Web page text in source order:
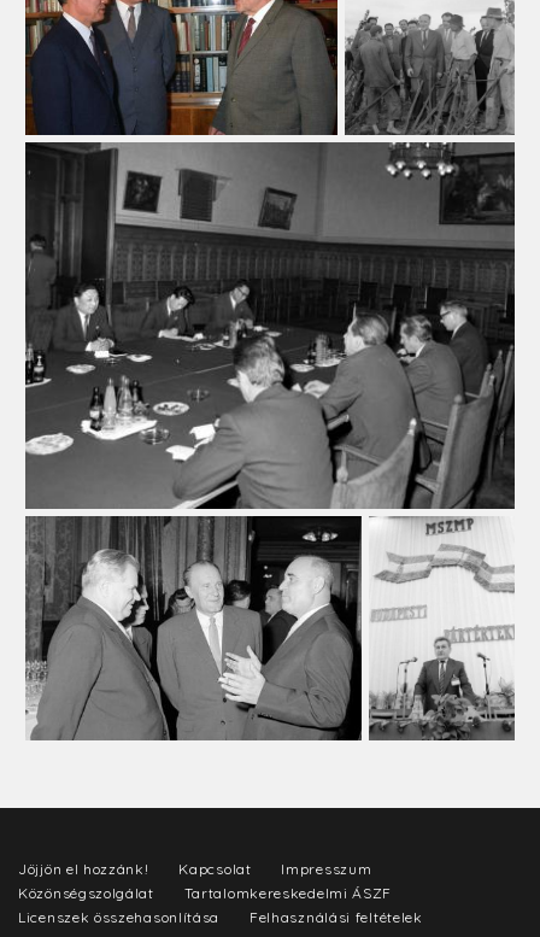
Jöjjön el hozzánk! Kapcsolat
Impresszum
Közönségszolgálat
Tartalomkereskedelmi ÁSZF
Licenszek összehasonlítása
Felhasználási feltételek